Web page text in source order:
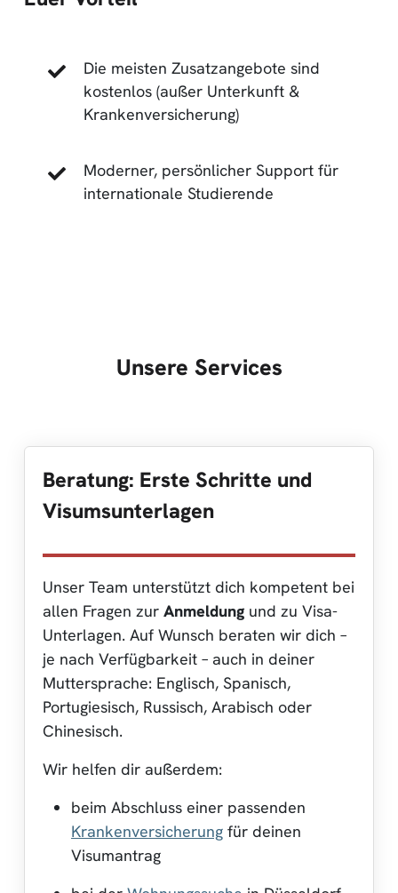
Die meisten Zusatzangebote sind
kostenlos (außer Unterkunft &
Krankenversicherung)
Moderner, persönlicher Support für
internationale Studierende
Unsere Services
Beratung: Erste Schritte und
Visumsunterlagen
Unser Team unterstützt dich kompetent bei
allen Fragen zur Anmeldungund zu Visa-
Unterlagen. Auf Wunsch beraten wir dich –
je nach Verfügbarkeit – auch in deiner
Muttersprache: Englisch, Spanisch,
Portugiesisch, Russisch, Arabisch oder
Chinesisch.
Wir helfen dir außerdem:
beim Abschluss einer passenden
Krankenversicherung für deinen
Visumantrag